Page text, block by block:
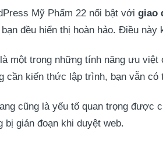
Mỹ Phẩm 22 nổi bật với giao
đều hiển thị hoàn hảo. Điều
là một trong những tính năng ưu
cần kiến thức lập trình, bạn vẫn
cũng là yếu tố quan trọng được
bị gián đoạn khi duyệt web.